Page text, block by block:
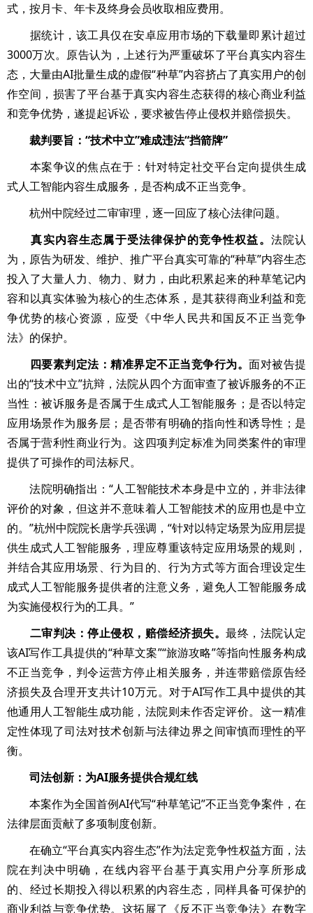
式，按月卡、年卡及终身会员收取相应费用。
据统计，该工具仅在安卓应用市场的下载量即累计超过
3000万次。原告认为，上述行为严重破坏了平台真实内容生
态，大量由AI批量生成的虚假“种草”内容挤占了真实用户的创
作空间，损害了平台基于真实内容生态获得的核心商业利益
和竞争优势，遂提起诉讼，要求被告停止侵权并赔偿损失。
裁判要旨：“技术中立”难成违法“挡箭牌”
本案争议的焦点在于：针对特定社交平台定向提供生成
式人工智能内容生成服务，是否构成不正当竞争。
杭州中院经过二审审理，逐一回应了核心法律问题。
真实内容生态属于受法律保护的竞争性权益。 法院认
为，原告为研发、维护、推广平台真实可靠的“种草”内容生态
投入了大量人力、物力、财力，由此积累起来的种草笔记内
容和以真实体验为核心的生态体系，是其获得商业利益和竞
争优势的核心资源，应受《中华人民共和国反不正当竞争
法》的保护。
四要素判定法：精准界定不正当竞争行为。面对被告提
出的“技术中立”抗辩，法院从四个方面审查了被诉服务的不正
当性：被诉服务是否属于生成式人工智能服务；是否以特定
应用场景作为服务层；是否带有明确的指向性和诱导性；是
否属于营利性商业行为。这四项判定标准为同类案件的审理
提供了可操作的司法标尺。
法院明确指出：“人工智能技术本身是中立的，并非法律
评价的对象，但这并不意味着人工智能技术的应用也是中立
的。”杭州中院院长唐学兵强调，“针对以特定场景为应用层提
供生成式人工智能服务，理应尊重该特定应用场景的规则，
并结合其应用场景、行为目的、行为方式等方面合理设定生
成式人工智能服务提供者的注意义务，避免人工智能服务成
为实施侵权行为的工具。”
二审判决：停止侵权，赔偿经济损失。最终，法院认定
该AI写作工具提供的“种草文案”“旅游攻略”等指向性服务构成
不正当竞争，判令运营方停止相关服务，并连带赔偿原告经
济损失及合理开支共计10万元。对于AI写作工具中提供的其
他通用人工智能生成功能，法院则未作否定评价。这一精准
定性体现了司法对技术创新与法律边界之间审慎而理性的平
衡。
司法创新：为AI服务提供合规红线
本案作为全国首例AI代写“种草笔记”不正当竞争案件，在
法律层面贡献了多项制度创新。
在确立“平台真实内容生态”作为法定竞争性权益方面，法
院在判决中明确，在线内容平台基于真实用户分享所形成
的、经过长期投入得以积累的内容生态，同样具备可保护的
商业利益与竞争优势。这拓展了《反不正当竞争法》在数字